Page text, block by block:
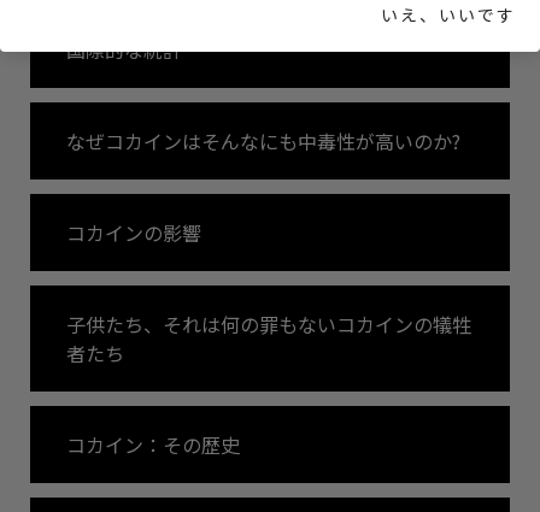
国際的な統計
なぜコカインはそんなにも中毒性が高いのか?
コカインの影響
子供たち、それは何の罪もないコカインの犠牲
者たち
コカイン：その歴史
いえ、いいです